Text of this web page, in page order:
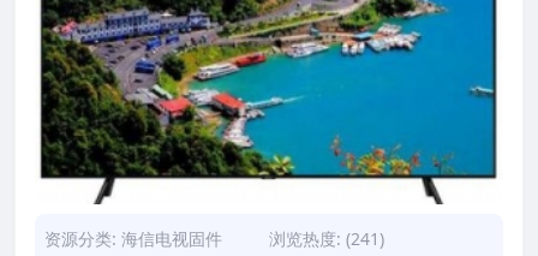
资源分类: 海信电视固件
浏览热度: (241)